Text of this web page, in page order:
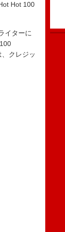
Hot 100
イターに
クレジッ